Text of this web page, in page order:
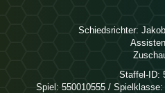
Schiedsrichter: 
Staffel-ID:
Spiel: 550010555 /